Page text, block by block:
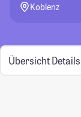
Koblenz
Übersicht Details